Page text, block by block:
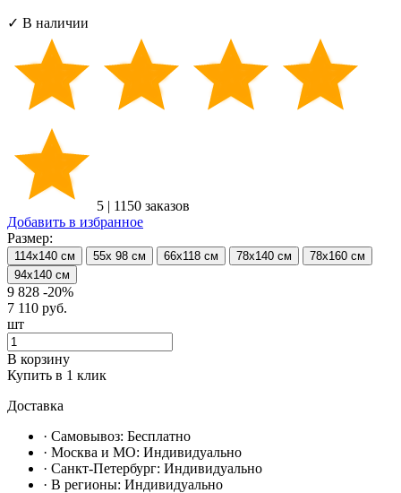
✓ В наличии
5 | 1150 заказов
Добавить в избранное
Размер:
114х140 см 55х 98 см 66х118 см 78х140 см
78х160 см
94х140 см
9 828 -20%
7 110 руб.
шт
В корзину
Купить в 1 клик
Доставка
· Самовывоз: Бесплатно
· Москвa и МО: Индивидуально
· Санкт-Петербург: Индивидуально
· В регионы: Индивидуально